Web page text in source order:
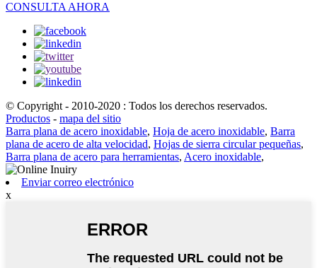
CONSULTA AHORA
© Copyright - 2010-2020 : Todos los derechos reservados.
Productos - mapa del sitio
Barra plana de acero inoxidable, Hoja de acero inoxidable, Barra
plana de acero de alta velocidad, Hojas de sierra circular pequeñas,
Barra plana de acero para herramientas, Acero inoxidable,
Enviar correo electrónico
x